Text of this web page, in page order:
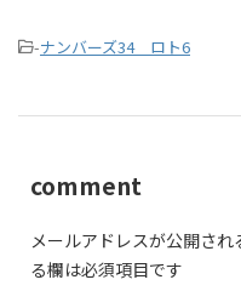
-ナンバーズ34 ロト6
comment
メールアドレスが公開され
る欄は必須項目です